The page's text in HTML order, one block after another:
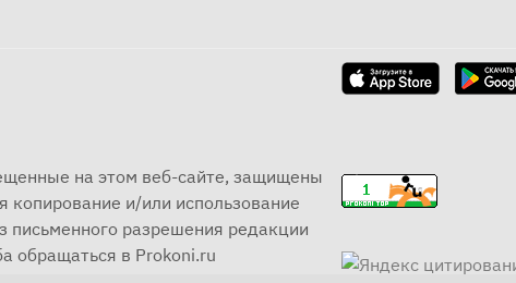
на этом веб-сайте, защищены
и/или использование
письменного разрешения редакции
обращаться в Prokoni.ru